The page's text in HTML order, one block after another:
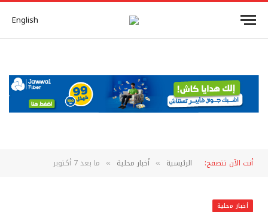
English
أنت الآن تتصفح: الرئيسية » أخبار محلية » ما بعد 7 أكتوبر
أخبار محلية